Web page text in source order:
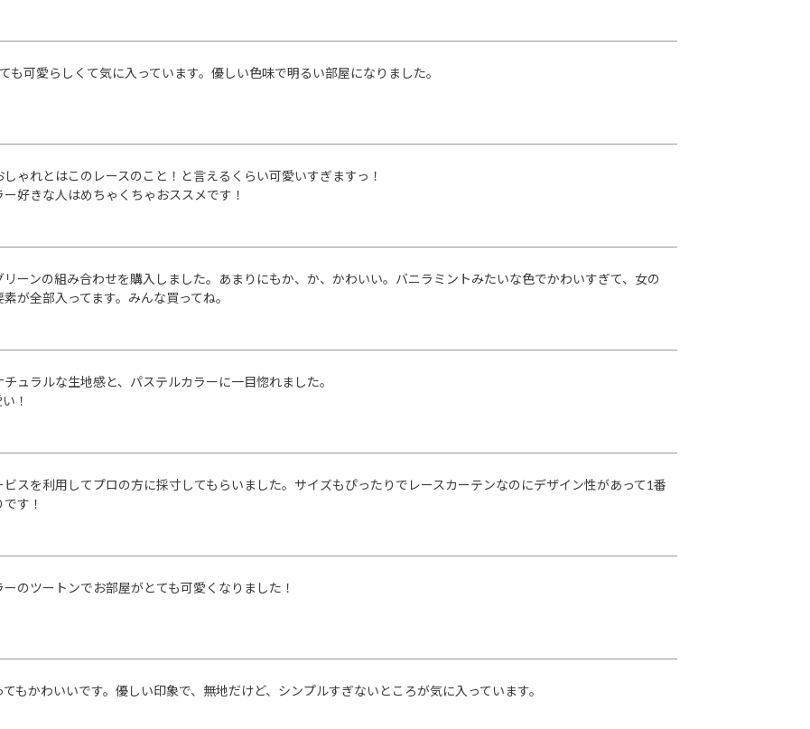
も可愛らしくて気に入っています。優しい色味で明るい部屋になりました。
しゃれとはこのレースのこと！と言えるくらい可愛いすぎますっ！
好きな人はめちゃくちゃおススメです！
リーンの組み合わせを購入しました。あまりにもか、か、かわいい。バニラミントみたいな色でかわいすぎて、女の
が全部入ってます。みんな買ってね。
ュラルな生地感と、パステルカラーに一目惚れました。
！
ビスを利用してプロの方に採寸してもらいました。サイズもぴったりでレースカーテンなのにデザイン性があって1番
す！
のツートンでお部屋がとても可愛くなりました！
もかわいいです。優しい印象で、無地だけど、シンプルすぎないところが気に入っています。